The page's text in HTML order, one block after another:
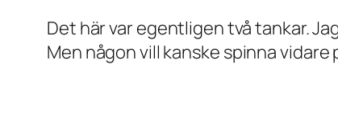
Det här var egentligen två tankar.
Men någon vill kanske spinna vidare